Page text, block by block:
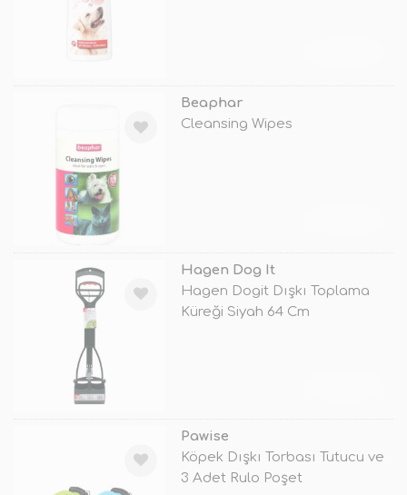
Beaphar
Cleansing Wipes
Hagen Dog It
Hagen Dogit Dışkı Toplama
Küreği Siyah 64 Cm
Pawise
Köpek Dışkı Torbası Tutucu ve
3 Adet Rulo Poşet